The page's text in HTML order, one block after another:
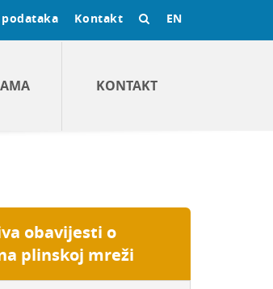
Kontakt EN
KONTAKT
obavijesti o
plinskoj mreži